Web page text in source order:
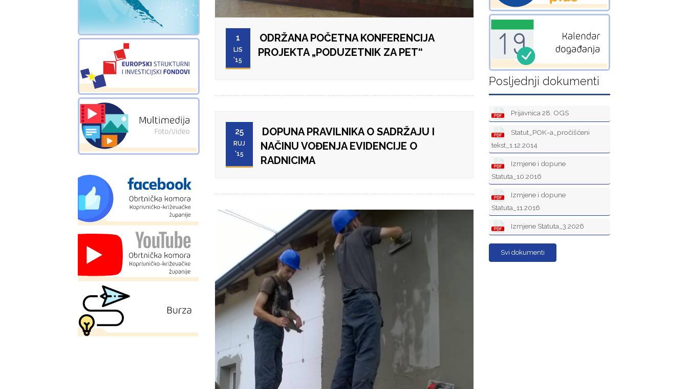
1
LIS
'15
ODRŽANA POČETNA KONFERENCIJA
PROJEKTA „PODUZETNIK ZA PET“
25
RUJ
'15
DOPUNA PRAVILNIKA O SADRŽAJU I
NAČINU VOĐENJA EVIDENCIJE O
RADNICIMA
Posljednji dokumenti
Prijavnica 28. OGS
Statut_POK-a_pročišćeni
tekst_1.12.2014
Izmjene i dopune
Statuta_10.2016
Izmjene i dopune
Statuta_11.2016
Izmjene Statuta_3.2026
Svi dokumenti